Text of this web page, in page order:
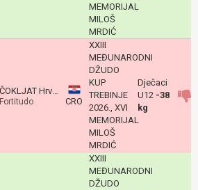
MEMORIJAL
MILOŠ
MRDIĆ
ČOKLJAT Hrvoje
Fortitudo CRO
XXIII
MEĐUNARODNI
DŽUDO
KUP
TREBINJE
2026., XVI
MEMORIJAL
MILOŠ
MRDIĆ
Dječaci
U12 -38
kg
XXIII
MEĐUNARODNI
DŽUDO